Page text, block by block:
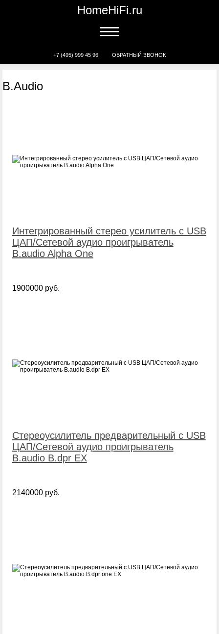
HomeHiFi.ru
+7 (495) 999 45 96 ОБРАТНЫЙ ЗВОНОК
B.Audio
Интегрированный стерео усилитель с USB
ЦАП/Сетевой аудио проигрыватель
B.audio Alpha One
1900000 руб.
Стереоусилитель предварительный с USB
ЦАП/Сетевой аудио проигрыватель
B.audio B.dpr EX
2140000 руб.